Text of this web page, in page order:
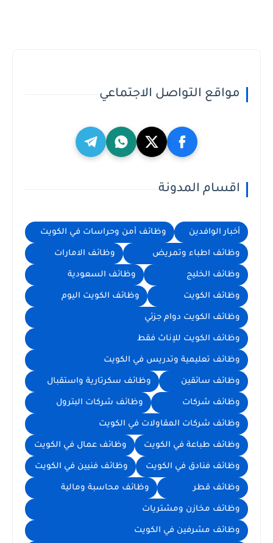
مواقع التواصل الاجتماعي
اقسام المدونة
أخبار الوافدين وظائف أمن وحراسات في الكويت
وظائف اطباء وتمريض وظائف الامارات
وظائف الخليج وظائف السعودية
وظائف الكويت وظائف الكويت اليوم
وظائف الكويت دوام جزئي
وظائف الكويت للإناث فقط
وظائف تعليمية وتدريس في الكويت
وظائف سائقين وظائف سكرتارية واستقبال
وظائف شركات وظائف شركات البترول
وظائف شركات المقاولات في الكويت
وظائف طباعة في الكويت وظائف عمال في الكويت
وظائف فنادق في الكويت وظائف فنيين في الكويت
وظائف قطر وظائف محاسبة ومالية
وظائف مخازن ومشتريات
وظائف مشرفين في الكويت